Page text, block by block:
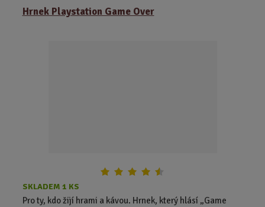
ě
Hrnek Playstation Game Over
SKLADEM 1 KS
Pro ty, kdo žijí hrami a kávou. Hrnek, který hlásí „Game